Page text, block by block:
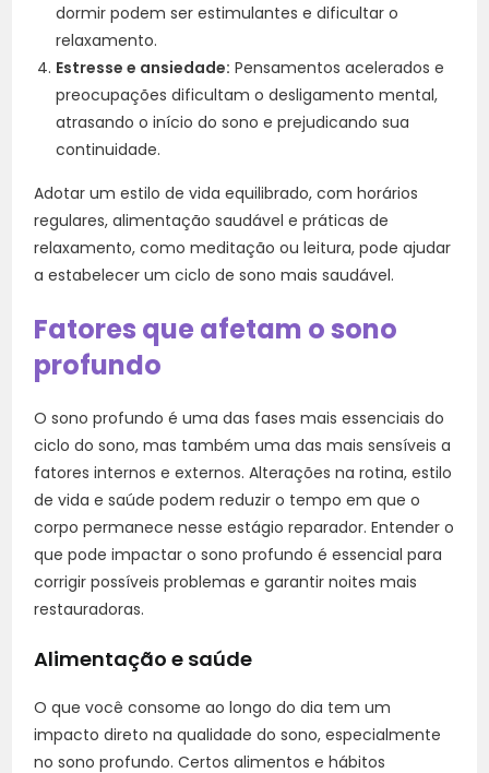
dormir podem ser estimulantes e dificultar o
relaxamento.
Estresse e ansiedade: Pensamentos acelerados e
preocupações dificultam o desligamento mental,
atrasando o início do sono e prejudicando sua
continuidade.
Adotar um estilo de vida equilibrado, com horários
regulares, alimentação saudável e práticas de
relaxamento, como meditação ou leitura, pode ajudar
a estabelecer um ciclo de sono mais saudável.
Fatores que afetam o sono
profundo
O sono profundo é uma das fases mais essenciais do
ciclo do sono, mas também uma das mais sensíveis a
fatores internos e externos. Alterações na rotina, estilo
de vida e saúde podem reduzir o tempo em que o
corpo permanece nesse estágio reparador. Entender o
que pode impactar o sono profundo é essencial para
corrigir possíveis problemas e garantir noites mais
restauradoras.
Alimentação e saúde
O que você consome ao longo do dia tem um
impacto direto na qualidade do sono, especialmente
no sono profundo. Certos alimentos e hábitos